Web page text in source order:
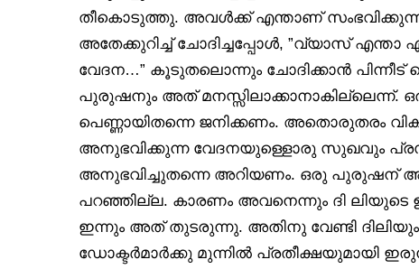
തീകൊടുത്തു. അവൾക്ക് എന്താണ്
അതേക്കുറിച്ച് ചോദിച്ചപ്പോൾ, ”വ്യാസ്
വേദന…” കൂടുതലൊന്നും ചോദിക്കാൻ പിന്നീട്
പുരുഷനും അത് മനസ്സിലാക്കാനാകില്ലെന്ന്.
പെണ്ണായിതന്നെ ജനിക്കണം. അതൊരുതരം
അനുഭവിക്കുന്ന വേദനയുള്ളൊരു സുഖവും
അനുഭവിച്ചുതന്നെ അറിയണം. ഒരു പുരുഷന്
പറഞ്ഞില്ല. കാരണം അവനെന്നും ദി ലിയുടെ
ഇന്നും അത് തുടരുന്നു. അതിനു വേണ്ടി
ഡോക്ടർമാർക്കു മുന്നിൽ പ്രതീക്ഷയുമായി